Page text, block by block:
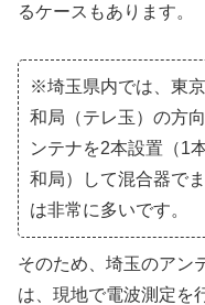
るケースもあります。
※埼玉県内では、東
和局（テレ玉）の方
ンテナを2本設置（1
和局）して混合器で
は非常に多いです。
そのため、埼玉のアン
は、現地で電波測定を